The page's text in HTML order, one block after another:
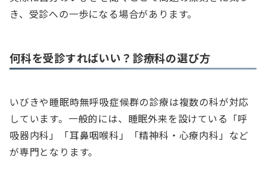
き、受診への一歩になる場合があります。
何科を受診すればいい？診療科の選び方
いびきや睡眠時無呼吸症候群の診療は複数の科が対応
しています。一般的には、睡眠外来を設けている「呼
吸器内科」「耳鼻咽喉科」「精神科・心療内科」など
が専門となります。